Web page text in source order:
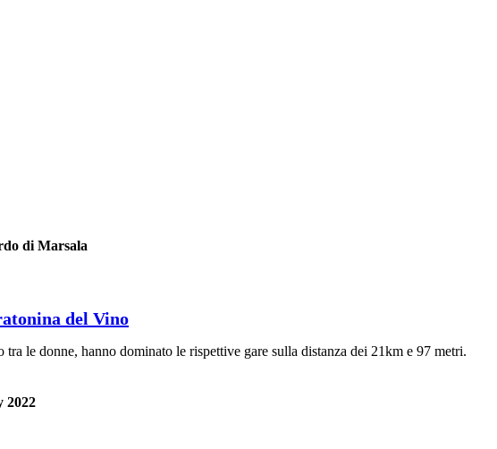
di Marsala
del Vino
le donne, hanno dominato le rispettive gare sulla distanza dei 21km e 97 metri.
2022